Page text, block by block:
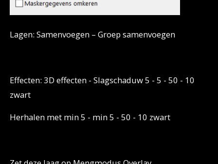
Lagen: Samenvoegen – Groep samenvoegen
Effecten: 3D effecten - Slagschaduw 5 - 5 - 50 - 10
zwart
Herhalen met min 5 - min 5 - 50 - 10 zwart